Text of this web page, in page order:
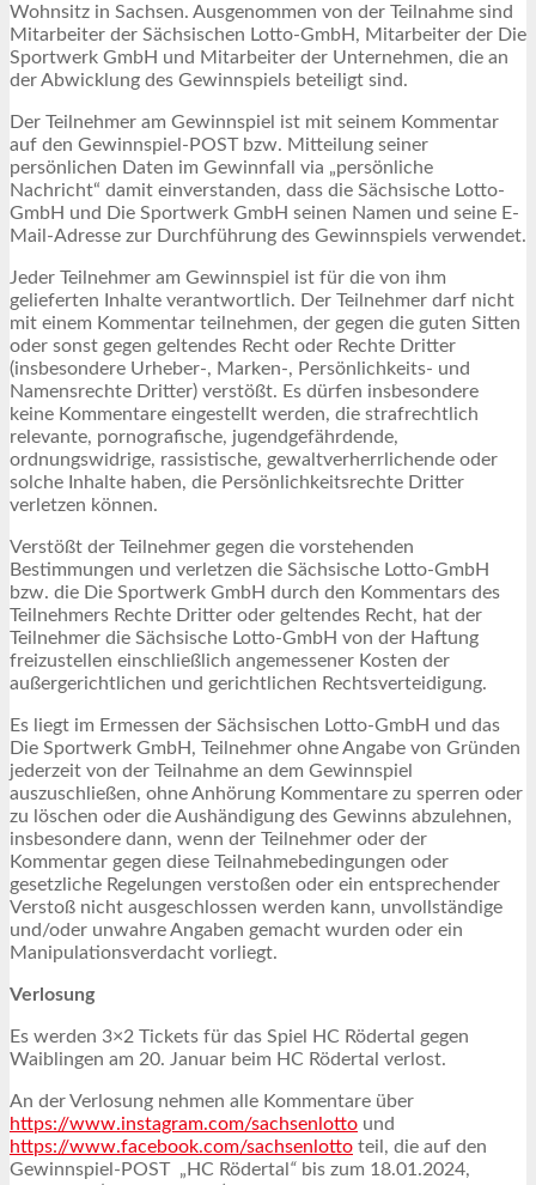
Wohnsitz in Sachsen. Ausgenommen von der Teilnahme sind
Mitarbeiter der Sächsischen Lotto-GmbH, Mitarbeiter der Die
Sportwerk GmbH und Mitarbeiter der Unternehmen, die an
der Abwicklung des Gewinnspiels beteiligt sind.
Der Teilnehmer am Gewinnspiel ist mit seinem Kommentar
auf den Gewinnspiel-POST bzw. Mitteilung seiner
persönlichen Daten im Gewinnfall via „persönliche
Nachricht“ damit einverstanden, dass die Sächsische Lotto-
GmbH und Die Sportwerk GmbH seinen Namen und seine E-
Mail-Adresse zur Durchführung des Gewinnspiels verwendet.
Jeder Teilnehmer am Gewinnspiel ist für die von ihm
gelieferten Inhalte verantwortlich. Der Teilnehmer darf nicht
mit einem Kommentar teilnehmen, der gegen die guten Sitten
oder sonst gegen geltendes Recht oder Rechte Dritter
(insbesondere Urheber-, Marken-, Persönlichkeits- und
Namensrechte Dritter) verstößt. Es dürfen insbesondere
keine Kommentare eingestellt werden, die strafrechtlich
relevante, pornografische, jugendgefährdende,
ordnungswidrige, rassistische, gewaltverherrlichende oder
solche Inhalte haben, die Persönlichkeitsrechte Dritter
verletzen können.
Verstößt der Teilnehmer gegen die vorstehenden
Bestimmungen und verletzen die Sächsische Lotto-GmbH
bzw. die Die Sportwerk GmbH durch den Kommentars des
Teilnehmers Rechte Dritter oder geltendes Recht, hat der
Teilnehmer die Sächsische Lotto-GmbH von der Haftung
freizustellen einschließlich angemessener Kosten der
außergerichtlichen und gerichtlichen Rechtsverteidigung.
Es liegt im Ermessen der Sächsischen Lotto-GmbH und das
Die Sportwerk GmbH, Teilnehmer ohne Angabe von Gründen
jederzeit von der Teilnahme an dem Gewinnspiel
auszuschließen, ohne Anhörung Kommentare zu sperren oder
zu löschen oder die Aushändigung des Gewinns abzulehnen,
insbesondere dann, wenn der Teilnehmer oder der
Kommentar gegen diese Teilnahmebedingungen oder
gesetzliche Regelungen verstoßen oder ein entsprechender
Verstoß nicht ausgeschlossen werden kann, unvollständige
und/oder unwahre Angaben gemacht wurden oder ein
Manipulationsverdacht vorliegt.
Verlosung
Es werden 3×2 Tickets für das Spiel HC Rödertal gegen
Waiblingen am 20. Januar beim HC Rödertal verlost.
An der Verlosung nehmen alle Kommentare über
https://www.instagram.com/sachsenlotto und
https://www.facebook.com/sachsenlotto teil, die auf den
Gewinnspiel-POST „HC Rödertal “ bis zum 18.01.2024,